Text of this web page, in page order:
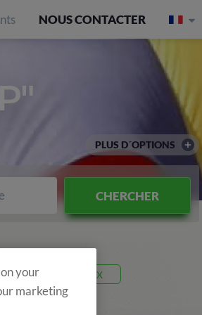
NOUS CONTACTER
CHERCHER
PLUS D´OPTIONS
code 26T4X
your
marketing